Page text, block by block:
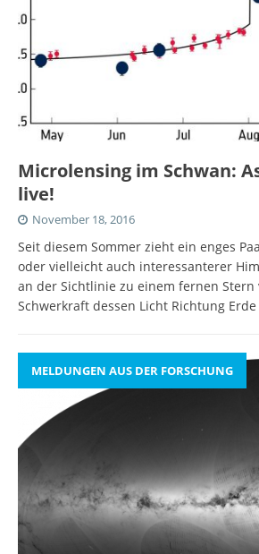
Microlensing im Schwan:
live!
November 18, 2016
Seit diesem Sommer zieht ein enges
oder vielleicht auch interessanterer
an der Sichtlinie zu einem fernen Stern
Schwerkraft dessen Licht Richtung
MELDUNGEN AUS DER FORSCHUNG